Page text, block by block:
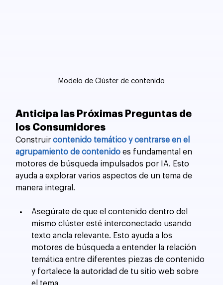
Modelo de Clúster de contenido
Anticipa las Próximas Preguntas de
los Consumidores
Construir contenido temático y centrarse en el
agrupamiento de contenido es fundamental en
motores de búsqueda impulsados por IA. Esto
ayuda a explorar varios aspectos de un tema de
manera integral.
Asegúrate de que el contenido dentro del
mismo clúster esté interconectado usando
texto ancla relevante. Esto ayuda a los
motores de búsqueda a entender la relación
temática entre diferentes piezas de contenido
y fortalece la autoridad de tu sitio web sobre
el tema.